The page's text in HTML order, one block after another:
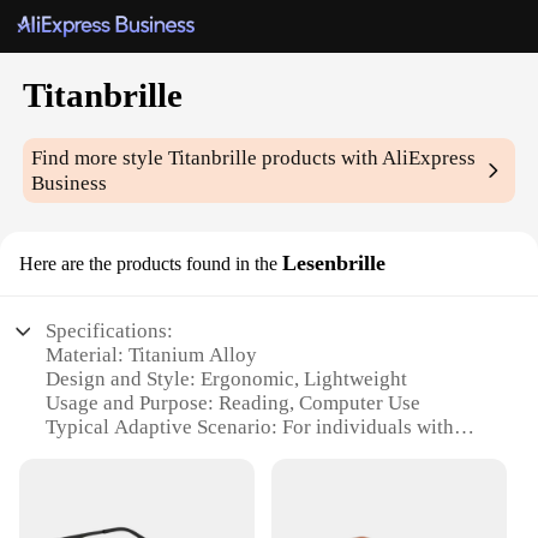
Titanbrille
Find more styleTitanbrille products with AliExpress
Business
Here are the products found in the Lesenbrille
Specifications:
Material: Titanium Alloy
Design and Style: Ergonomic, Lightweight
Usage and Purpose: Reading, Computer Use
Typical Adaptive Scenario: For individuals with
Performance and Property: Durable, Scratch-